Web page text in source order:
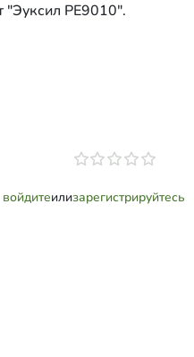
"Эуксил РЕ9010".
войдитеилизарегистрируйтесь